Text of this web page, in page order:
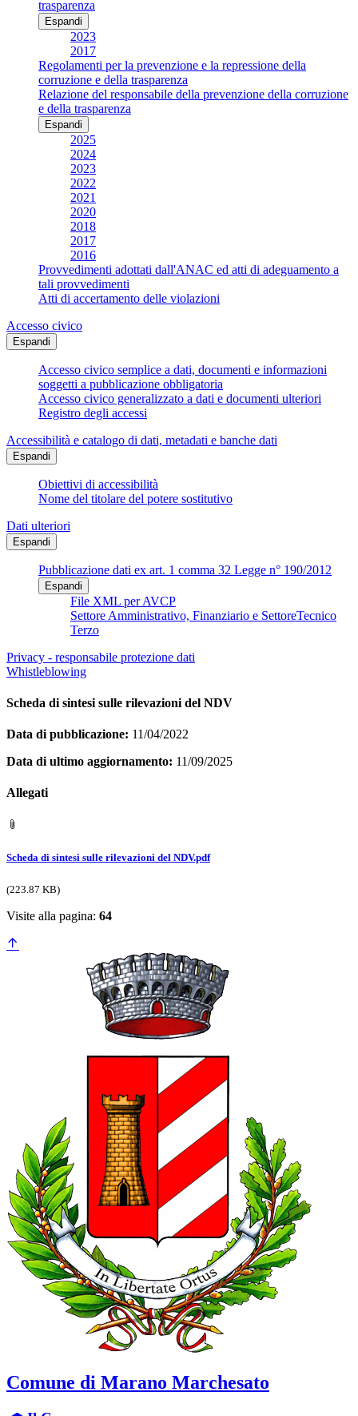
trasparenza
Espandi
2023
2017
Regolamenti per la prevenzione e la repressione della
corruzione e della trasparenza
Relazione del responsabile della prevenzione della corruzione
e della trasparenza
Espandi
2025
2024
2023
2022
2021
2020
2018
2017
2016
Provvedimenti adottati dall'ANAC ed atti di adeguamento a
tali provvedimenti
Atti di accertamento delle violazioni
Accesso civico
Espandi
Accesso civico semplice a dati, documenti e informazioni
soggetti a pubblicazione obbligatoria
Accesso civico generalizzato a dati e documenti ulteriori
Registro degli accessi
Accessibilità e catalogo di dati, metadati e banche dati
Espandi
Obiettivi di accessibilità
Nome del titolare del potere sostitutivo
Dati ulteriori
Espandi
Pubblicazione dati ex art. 1 comma 32 Legge n° 190/2012
Espandi
File XML per AVCP
Settore Amministrativo, Finanziario e SettoreTecnico
Terzo
Privacy - responsabile protezione dati
Whistleblowing
Scheda di sintesi sulle rilevazioni del NDV
Data di pubblicazione: 11/04/2022
Data di ultimo aggiornamento: 11/09/2025
Allegati
Scheda di sintesi sulle rilevazioni del NDV.pdf
(223.87 KB)
Visite alla pagina: 64
Comune di Marano Marchesato